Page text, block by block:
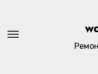
содержимому